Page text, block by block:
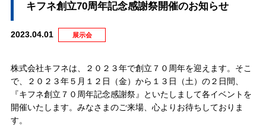
キフネ創立70周年記念感謝祭開催のお知らせ
2023.04.01 展示会
株式会社キフネは、２０２３年で創立７０周年を迎えます。そこ
で、２０２３年５月１２日（金）から１３日（土）の２日間、
『キフネ創立７０周年記念感謝祭』といたしまして各イベントを
開催いたします。みなさまのご来場、心よりお待ちしておりま
す。